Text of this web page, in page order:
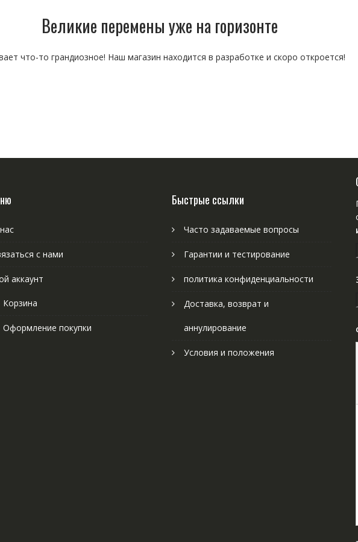
Великие перемены уже на горизонте
что-то грандиозное! Наш магазин находится в разработке и скоро откроется!
с нами
аккаунт
Корзина
Оформление покупки
Быстрые ссылки
Часто задаваемые вопросы
Гарантии и тестирование
политика конфиденциальности
Доставка, возврат и
аннулирование
Условия и положения